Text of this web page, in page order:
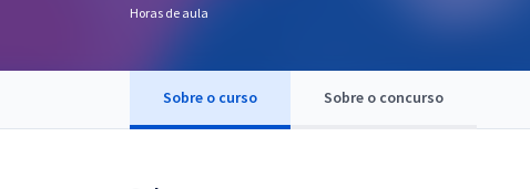
OAB
Horas de aula
Sobre o curso Sobre o concurso